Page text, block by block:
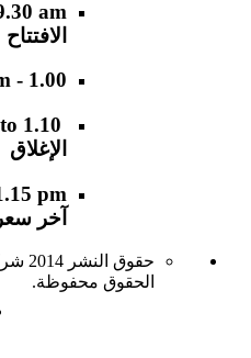
am
الافتتاح
- 1.00
1.10
الإغلاق
pm
آخر
الحقوق محفوظة.